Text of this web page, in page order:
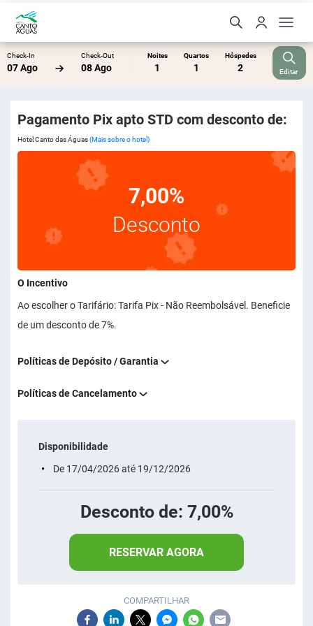
Check-In
07 Ago
Check-Out
08 Ago
Noites
1
Quartos
1
Hóspedes
2 Editar
Pagamento Pix apto STD com desconto de:
Hotel Canto das Águas(Mais sobre o hotel)
7,00%
Desconto
O Incentivo
Ao escolher o Tarifário: Tarifa Pix - Não Reembolsável. Beneficie
de um desconto de 7%.
Políticas de Depósito / Garantia
Políticas de Cancelamento
Disponibilidade
De 17/04/2026 até 19/12/2026
Desconto de: 7,00%
RESERVAR AGORA
COMPARTILHAR